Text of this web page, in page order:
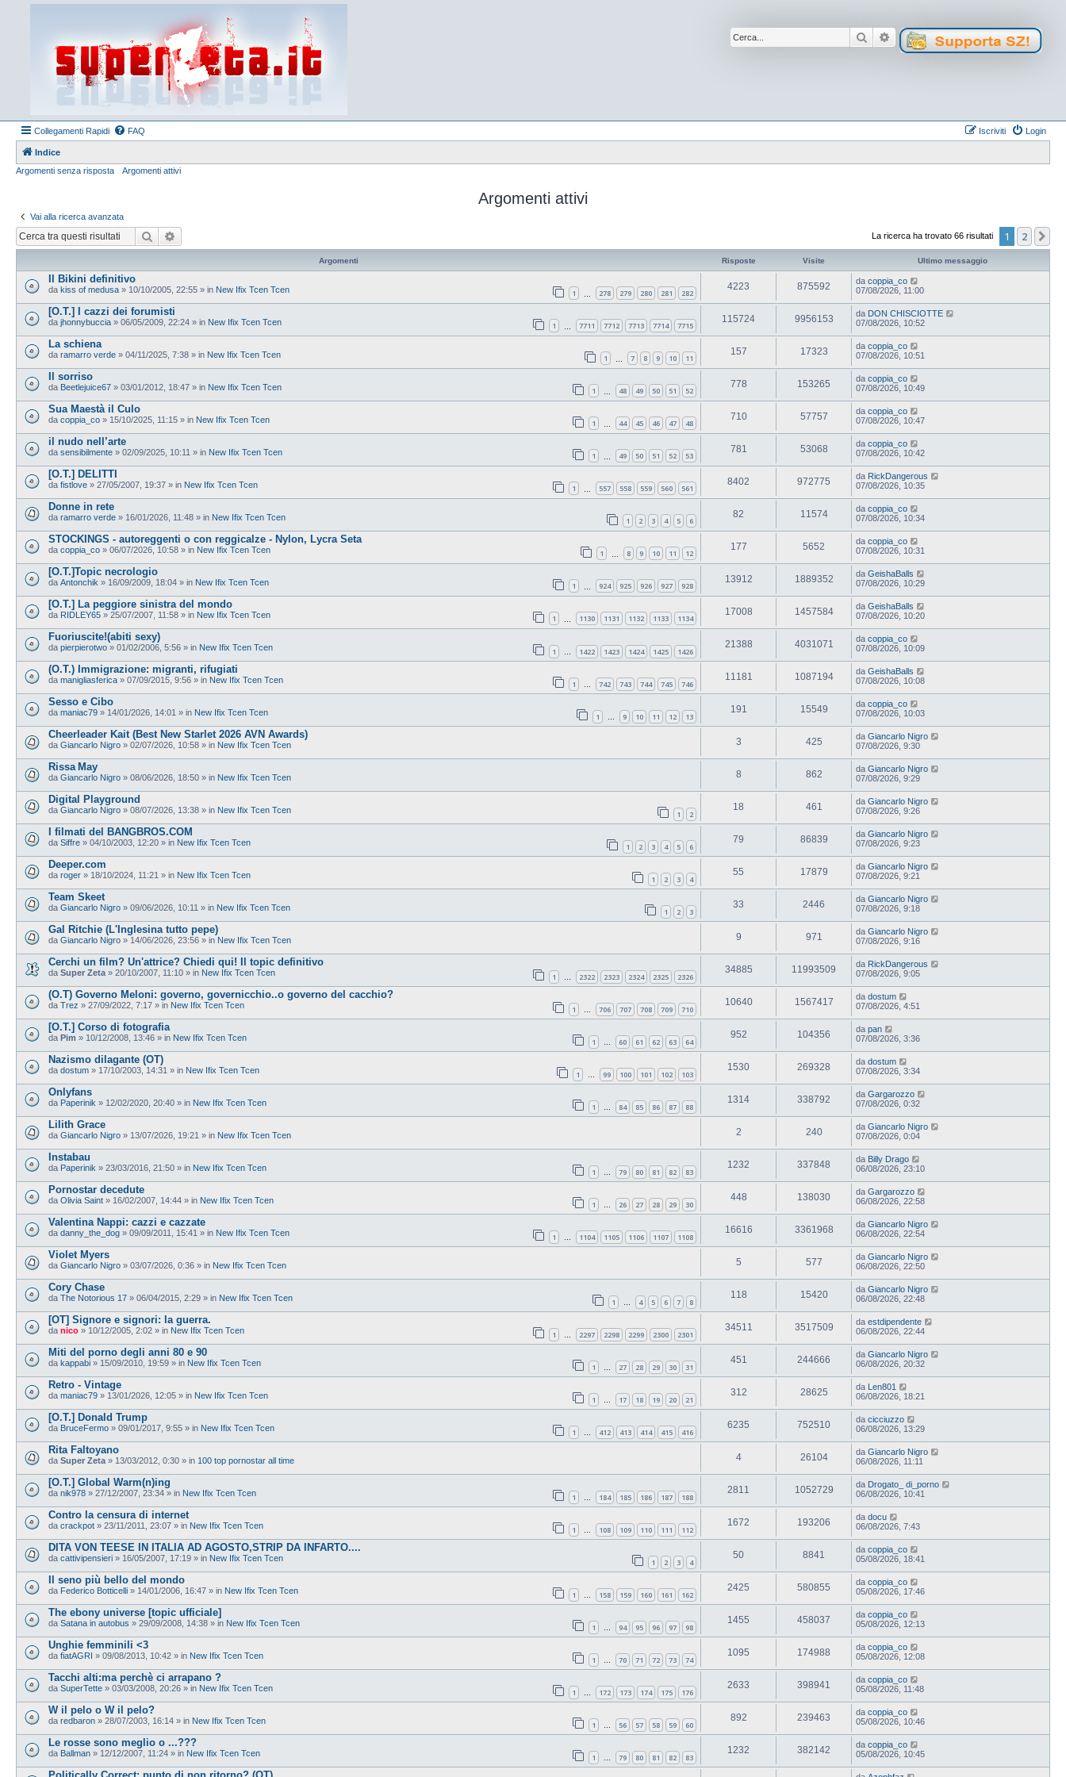
Cerca Ricerca avanzata
Collegamenti Rapidi FAQ Login
Iscriviti
Indice
Argomenti senza risposta
Argomenti attivi
Argomenti attivi
Vai alla ricerca avanzata
Cerca La ricerca ha trovato 66 risultati 1 2
Argomenti Risposte Visite Ultimo messaggio
Il Bikini definitivo
da kiss of medusa » 10/10/2005, 22:55 » in New Ifix Tcen Tcen 1 278 279 280 281 282
4223 875592 da coppia_co
07/08/2026, 11:00
[O.T.] I cazzi dei forumisti
da jhonnybuccia » 06/05/2009, 22:24 » in New Ifix Tcen Tcen 1 7711 7712 7713 7714 7715
115724 9956153 da DON CHISCIOTTE
07/08/2026, 10:52
La schiena
da ramarro verde » 04/11/2025, 7:38 » in New Ifix Tcen Tcen 1 7 8 9 10 11
157 17323 da coppia_co
07/08/2026, 10:51
Il sorriso
da Beetlejuice67 » 03/01/2012, 18:47 » in New Ifix Tcen Tcen 1 48 49 50 51 52
778 153265 da coppia_co
07/08/2026, 10:49
Sua Maestà il Culo
da coppia_co » 15/10/2025, 11:15 » in New Ifix Tcen Tcen 1 44 45 46 47 48
710 57757 da coppia_co
07/08/2026, 10:47
il nudo nell’arte
da sensibilmente » 02/09/2025, 10:11 » in New Ifix Tcen Tcen 1 49 50 51 52 53
781 53068 da coppia_co
07/08/2026, 10:42
[O.T.] DELITTI
da fistlove » 27/05/2007, 19:37 » in New Ifix Tcen Tcen 1 557 558 559 560 561
8402 972775 da RickDangerous
07/08/2026, 10:35
Donne in rete
da ramarro verde » 16/01/2026, 11:48 » in New Ifix Tcen Tcen 1 2 3 4 5 6
82 11574 da coppia_co
07/08/2026, 10:34
STOCKINGS - autoreggenti o con reggicalze - Nylon, Lycra Seta
da coppia_co » 06/07/2026, 10:58 » in New Ifix Tcen Tcen 1 8 9 10 11 12
177 5652 da coppia_co
07/08/2026, 10:31
[O.T.]Topic necrologio
da Antonchik » 16/09/2009, 18:04 » in New Ifix Tcen Tcen 1 924 925 926 927 928
13912 1889352 da GeishaBalls
07/08/2026, 10:29
[O.T.] La peggiore sinistra del mondo
da RIDLEY65 » 25/07/2007, 11:58 » in New Ifix Tcen Tcen 1 1130 1131 1132 1133 1134
17008 1457584 da GeishaBalls
07/08/2026, 10:20
Fuoriuscite!(abiti sexy)
da pierpierotwo » 01/02/2006, 5:56 » in New Ifix Tcen Tcen 1 1422 1423 1424 1425 1426
21388 4031071 da coppia_co
07/08/2026, 10:09
(O.T.) Immigrazione: migranti, rifugiati
da manigliasferica » 07/09/2015, 9:56 » in New Ifix Tcen Tcen 1 742 743 744 745 746
11181 1087194 da GeishaBalls
07/08/2026, 10:08
Sesso e Cibo
da maniac79 » 14/01/2026, 14:01 » in New Ifix Tcen Tcen 1 9 10 11 12 13
191 15549 da coppia_co
07/08/2026, 10:03
Cheerleader Kait (Best New Starlet 2026 AVN Awards)
da Giancarlo Nigro » 02/07/2026, 10:58 » in New Ifix Tcen Tcen 3 425 da Giancarlo Nigro
07/08/2026, 9:30
Rissa May
da Giancarlo Nigro » 08/06/2026, 18:50 » in New Ifix Tcen Tcen 8 862 da Giancarlo Nigro
07/08/2026, 9:29
Digital Playground
da Giancarlo Nigro » 08/07/2026, 13:38 » in New Ifix Tcen Tcen 1 2
18 461 da Giancarlo Nigro
07/08/2026, 9:26
I filmati del BANGBROS.COM
da Siffre » 04/10/2003, 12:20 » in New Ifix Tcen Tcen 1 2 3 4 5 6
79 86839 da Giancarlo Nigro
07/08/2026, 9:23
Deeper.com
da roger » 18/10/2024, 11:21 » in New Ifix Tcen Tcen 1 2 3 4
55 17879 da Giancarlo Nigro
07/08/2026, 9:21
Team Skeet
da Giancarlo Nigro » 09/06/2026, 10:11 » in New Ifix Tcen Tcen 1 2 3
33 2446 da Giancarlo Nigro
07/08/2026, 9:18
Gal Ritchie (L'Inglesina tutto pepe)
da Giancarlo Nigro » 14/06/2026, 23:56 » in New Ifix Tcen Tcen 9 971 da Giancarlo Nigro
07/08/2026, 9:16
Cerchi un film? Un'attrice? Chiedi qui! Il topic definitivo
da Super Zeta » 20/10/2007, 11:10 » in New Ifix Tcen Tcen 1 … 2322 2323 2324 2325 2326
34885 11993509 da RickDangerous
07/08/2026, 9:05
(O.T) Governo Meloni: governo, governicchio..o governo del cacchio?
da Trez » 27/09/2022, 7:17 » in New Ifix Tcen Tcen 1 … 706 707 708 709 710
10640 1567417 da dostum
07/08/2026, 4:51
[O.T.] Corso di fotografia
da Pim » 10/12/2008, 13:46 » in New Ifix Tcen Tcen 1 … 60 61 62 63 64
952 104356 da pan
07/08/2026, 3:36
Nazismo dilagante (OT)
da dostum » 17/10/2003, 14:31 » in New Ifix Tcen Tcen 1 … 99 100 101 102 103
1530 269328 da dostum
07/08/2026, 3:34
Onlyfans
da Paperinik » 12/02/2020, 20:40 » in New Ifix Tcen Tcen 1 … 84 85 86 87 88
1314 338792 da Gargarozzo
07/08/2026, 0:32
Lilith Grace
da Giancarlo Nigro » 13/07/2026, 19:21 » in New Ifix Tcen Tcen 2 240 da Giancarlo Nigro
07/08/2026, 0:04
Instabau
da Paperinik » 23/03/2016, 21:50 » in New Ifix Tcen Tcen 1 … 79 80 81 82 83
1232 337848 da Billy Drago
06/08/2026, 23:10
Pornostar decedute
da Olivia Saint » 16/02/2007, 14:44 » in New Ifix Tcen Tcen 1 … 26 27 28 29 30
448 138030 da Gargarozzo
06/08/2026, 22:58
Valentina Nappi: cazzi e cazzate
da danny_the_dog » 09/09/2011, 15:41 » in New Ifix Tcen Tcen 1 … 1104 1105 1106 1107 1108
16616 3361968 da Giancarlo Nigro
06/08/2026, 22:54
Violet Myers
da Giancarlo Nigro » 03/07/2026, 0:36 » in New Ifix Tcen Tcen 5 577 da Giancarlo Nigro
06/08/2026, 22:50
Cory Chase
da The Notorious 17 » 06/04/2015, 2:29 » in New Ifix Tcen Tcen 1 … 4 5 6 7 8
118 15420 da Giancarlo Nigro
06/08/2026, 22:48
[OT] Signore e signori: la guerra.
da nico » 10/12/2005, 2:02 » in New Ifix Tcen Tcen 1 … 2297 2298 2299 2300 2301
34511 3517509 da estdipendente
06/08/2026, 22:44
Miti del porno degli anni 80 e 90
da kappabi » 15/09/2010, 19:59 » in New Ifix Tcen Tcen 1 … 27 28 29 30 31
451 244666 da Giancarlo Nigro
06/08/2026, 20:32
Retro - Vintage
da maniac79 » 13/01/2026, 12:05 » in New Ifix Tcen Tcen 1 … 17 18 19 20 21
312 28625 da Len801
06/08/2026, 18:21
[O.T.] Donald Trump
da BruceFermo » 09/01/2017, 9:55 » in New Ifix Tcen Tcen 1 … 412 413 414 415 416
6235 752510 da cicciuzzo
06/08/2026, 13:29
Rita Faltoyano
da Super Zeta » 13/03/2012, 0:30 » in 100 top pornostar all time 4 26104 da Giancarlo Nigro
06/08/2026, 11:11
[O.T.] Global Warm(n)ing
da nik978 » 27/12/2007, 23:34 » in New Ifix Tcen Tcen 1 … 184 185 186 187 188
2811 1052729 da Drogato_ di_porno
06/08/2026, 10:41
Contro la censura di internet
da crackpot » 23/11/2011, 23:07 » in New Ifix Tcen Tcen 1 … 108 109 110 111 112
1672 193206 da docu
06/08/2026, 7:43
DITA VON TEESE IN ITALIA AD AGOSTO,STRIP DA INFARTO....
da cattivipensieri » 16/05/2007, 17:19 » in New Ifix Tcen Tcen 1 2 3 4
50 8841 da coppia_co
05/08/2026, 18:41
Il seno più bello del mondo
da Federico Botticelli » 14/01/2006, 16:47 » in New Ifix Tcen Tcen 1 … 158 159 160 161 162
2425 580855 da coppia_co
05/08/2026, 17:46
The ebony universe [topic ufficiale]
da Satana in autobus » 29/09/2008, 14:38 » in New Ifix Tcen Tcen 1 … 94 95 96 97 98
1455 458037 da coppia_co
05/08/2026, 12:13
Unghie femminili <3
da fiatAGRI » 09/08/2013, 10:42 » in New Ifix Tcen Tcen 1 … 70 71 72 73 74
1095 174988 da coppia_co
05/08/2026, 12:08
Tacchi alti:ma perchè ci arrapano ?
da SuperTette » 03/03/2008, 20:26 » in New Ifix Tcen Tcen 1 … 172 173 174 175 176
2633 398941 da coppia_co
05/08/2026, 11:48
W il pelo o W il pelo?
da redbaron » 28/07/2003, 16:14 » in New Ifix Tcen Tcen 1 … 56 57 58 59 60
892 239463 da coppia_co
05/08/2026, 10:46
Le rosse sono meglio o ...???
da Ballman » 12/12/2007, 11:24 » in New Ifix Tcen Tcen 1 … 79 80 81 82 83
1232 382142 da coppia_co
05/08/2026, 10:45